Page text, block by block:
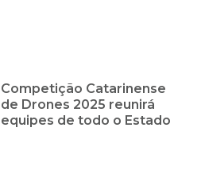
Competição Catarinense
de Drones 2025 reunirá
equipes de todo o Estado